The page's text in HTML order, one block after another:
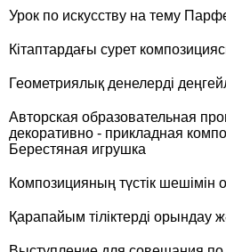
Урок по искусству на тему
Кітаптардағы сурет
Геометриялық денелерді
Авторская образовательная
декоративно - прикладная
Берестяная игрушка
Композицияның түстік шешімін
Қарапайым тіліктерді орындау